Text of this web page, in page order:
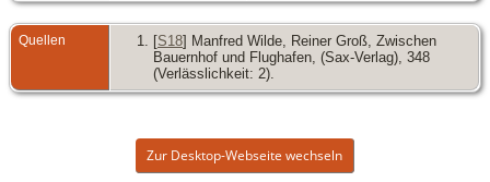
Quellen [S18] Manfred Wilde, Reiner Groß, Zwischen
Bauernhof und Flughafen, (Sax-Verlag), 348
(Verlässlichkeit: 2).
Zur Desktop-Webseite wechseln